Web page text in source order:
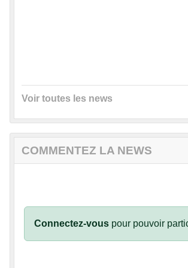
Voir toutes les news
COMMENTEZ LA NEWS
Connectez-vous pour pouvoir